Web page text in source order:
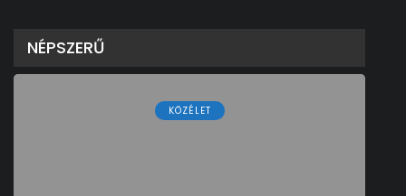
NÉPSZERŰ
KÖZÉLET